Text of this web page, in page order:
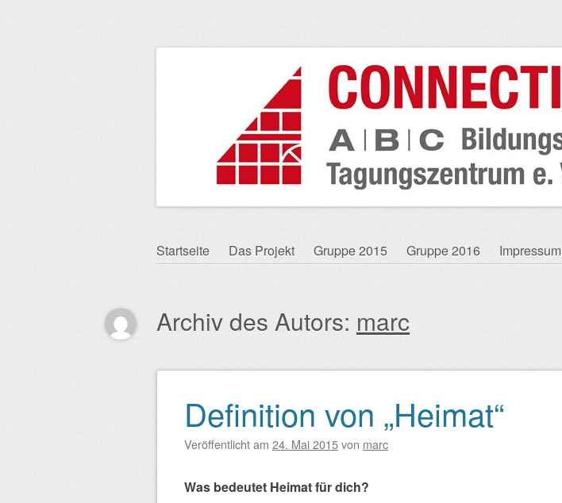
Zum
Startseite Das Projekt Gruppe 2015 Gruppe 2016 Impressum
Archiv des Autors: marc
Beitragsnavigation
Definition von „Heimat“
Veröffentlicht am 24. Mai 2015von marc
Was bedeutet Heimat für dich?